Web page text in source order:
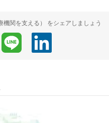
関を支える） をシェアしましょう